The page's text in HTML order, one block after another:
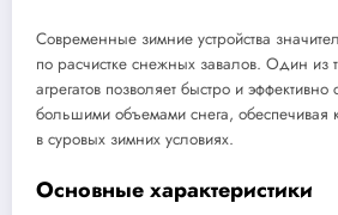
Современные зимние устройства
по расчистке снежных завалов. Один из
агрегатов позволяет быстро и эффективно
большими объемами снега, обеспечивая
в суровых зимних условиях.
Основные характеристики